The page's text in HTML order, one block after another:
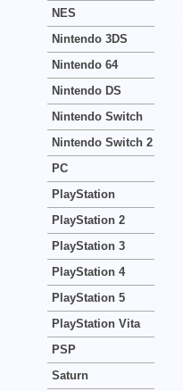
NES
Nintendo 3DS
Nintendo 64
Nintendo DS
Nintendo Switch
Nintendo Switch 2
PC
PlayStation
PlayStation 2
PlayStation 3
PlayStation 4
PlayStation 5
PlayStation Vita
PSP
Saturn